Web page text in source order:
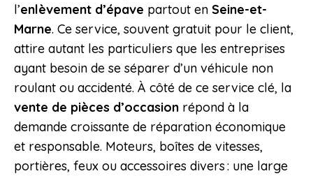
l’enlèvement d’épave partout en Seine-et-
Marne. Ce service, souvent gratuit pour le client,
attire autant les particuliers que les entreprises
ayant besoin de se séparer d’un véhicule non
roulant ou accidenté. À côté de ce service clé, la
vente de pièces d’occasion répond à la
demande croissante de réparation économique
et responsable. Moteurs, boîtes de vitesses,
portières, feux ou accessoires divers : une large